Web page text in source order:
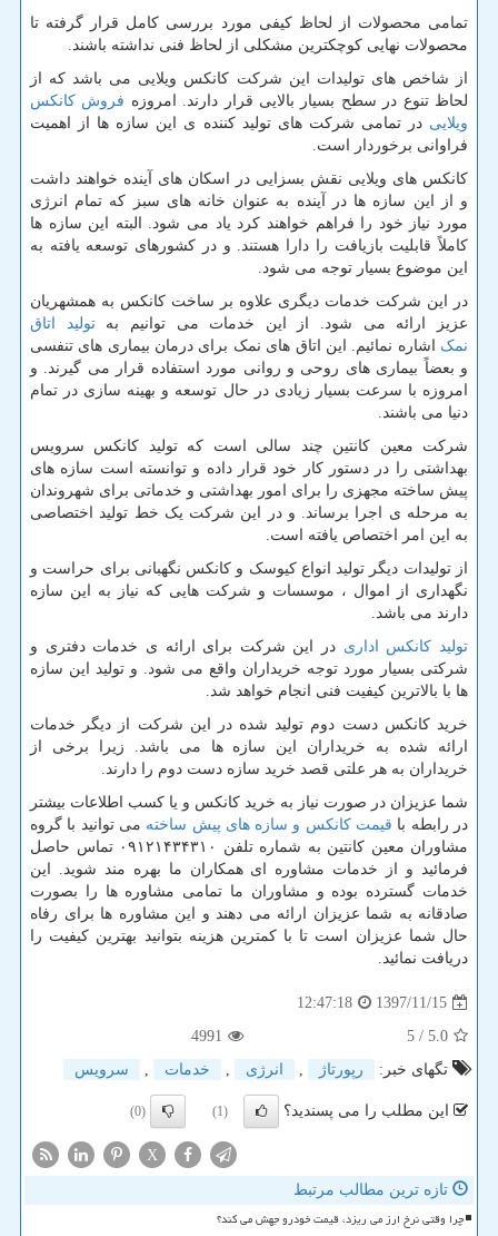
تمامی محصولات از لحاظ کیفی مورد بررسی کامل قرار گرفته تا
محصولات نهایی کوچکترین مشکلی از لحاظ فنی نداشته باشند.
از شاخص های تولیدات این شرکت کانکس ویلایی می باشد که از
لحاظ تنوع در سطح بسیار بالایی قرار دارند. امروزه فروش کانکس
ویلایی در تمامی شرکت های تولید کننده ی این سازه ها از اهمیت
فراوانی برخوردار است.
کانکس های ویلایی نقش بسزایی در اسکان های آینده خواهند داشت
و از این سازه ها در آینده به عنوان خانه های سبز که تمام انرژی
مورد نیاز خود را فراهم خواهند کرد یاد می شود. البته این سازه ها
کاملاً قابلیت بازیافت را دارا هستند. و در کشورهای توسعه یافته به
این موضوع بسیار توجه می شود.
در این شرکت خدمات دیگری علاوه بر ساخت کانکس به همشهریان
عزیز ارائه می شود. از این خدمات می توانیم بهتولید اتاق
نمک اشاره نمائیم. این اتاق های نمک برای درمان بیماری های تنفسی
و بعضاً بیماری های روحی و روانی مورد استفاده قرار می گیرند. و
امروزه با سرعت بسیار زیادی در حال توسعه و بهینه سازی در تمام
دنیا می باشند.
شرکت معین کانتین چند سالی است که تولید کانکس سرویس
بهداشتی را در دستور کار خود قرار داده و توانسته است سازه های
پیش ساخته مجهزی را برای امور بهداشتی و خدماتی برای شهروندان
به مرحله ی اجرا برساند. و در این شرکت یک خط تولید اختصاصی
به این امر اختصاص یافته است.
از تولیدات دیگر تولید انواع کیوسک و کانکس نگهبانی برای حراست و
نگهداری از اموال ، موسسات و شرکت هایی که نیاز به این سازه
دارند می باشد.
تولید کانکس اداری در این شرکت برای ارائه ی خدمات دفتری و
شرکتی بسیار مورد توجه خریداران واقع می شود. و تولید این سازه
ها با بالاترین کیفیت فنی انجام خواهد شد.
خرید کانکس دست دوم تولید شده در این شرکت از دیگر خدمات
ارائه شده به خریداران این سازه ها می باشد. زیرا برخی از
خریداران به هر علتی قصد خرید سازه دست دوم را دارند.
شما عزیزان در صورت نیاز به خرید کانکس و یا کسب اطلاعات بیشتر
در رابطه با قیمت کانکس و سازه های پیش ساخته می توانید با گروه
مشاوران معین کانتین به شماره تلفن ۰۹۱۲۱۴۳۴۳۱۰ تماس حاصل
فرمائید و از خدمات مشاوره ای همکاران ما بهره مند شوید. این
خدمات گسترده بوده و مشاوران ما تمامی مشاوره ها را بصورت
صادقانه به شما عزیزان ارائه می دهند و این مشاوره ها برای رفاه
حال شما عزیزان است تا با کمترین هزینه بتوانید بهترین کیفیت را
دریافت نمائید.
1397/11/15
12:47:18
5.0
/ 5
4991
تگهای خبر:
رپورتاژ , انرژی , خدمات , سرویس
این مطلب را می پسندید؟ (1)
(0)
X
تازه ترین مطالب مرتبط
چرا وقتی نرخ ارز می ریزد، قیمت خودرو جهش می کند؟